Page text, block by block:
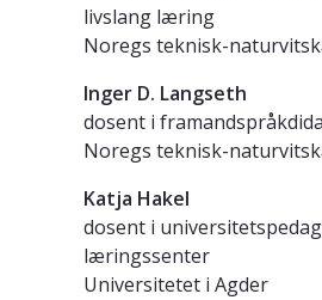
livslang læring
Noregs teknisk-
Inger D. Langseth
dosent i
Noregs teknisk-
Katja Hakel
dosent i
læringssenter
Universitetet i Agder